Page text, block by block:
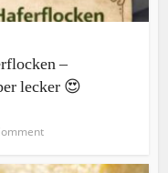
–
lecker 😍